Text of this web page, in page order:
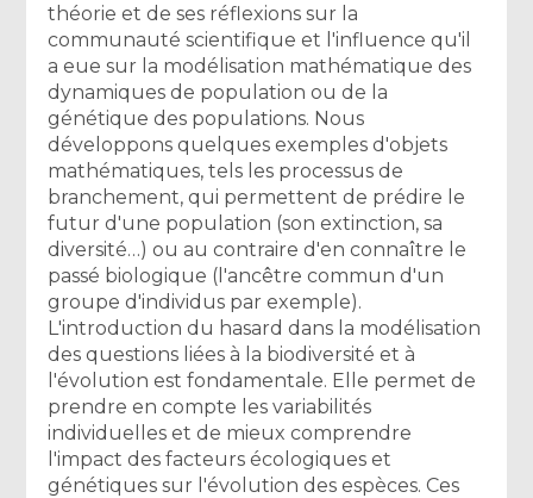
théorie et de ses réflexions sur la
communauté scientifique et l'influence qu'il
a eue sur la modélisation mathématique des
dynamiques de population ou de la
génétique des populations. Nous
développons quelques exemples d'objets
mathématiques, tels les processus de
branchement, qui permettent de prédire le
futur d'une population (son extinction, sa
diversité…) ou au contraire d'en connaître le
passé biologique (l'ancêtre commun d'un
groupe d'individus par exemple).
L'introduction du hasard dans la modélisation
des questions liées à la biodiversité et à
l'évolution est fondamentale. Elle permet de
prendre en compte les variabilités
individuelles et de mieux comprendre
l'impact des facteurs écologiques et
génétiques sur l'évolution des espèces. Ces